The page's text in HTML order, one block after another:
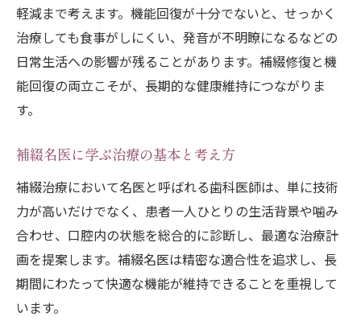
軽減まで考えます。機能回復が十分でないと、せっかく
治療しても食事がしにくい、発音が不明瞭になるなどの
日常生活への影響が残ることがあります。補綴修復と機
能回復の両立こそが、長期的な健康維持につながりま
す。
補綴名医に学ぶ治療の基本と考え方
補綴治療において名医と呼ばれる歯科医師は、単に技術
力が高いだけでなく、患者一人ひとりの生活背景や噛み
合わせ、口腔内の状態を総合的に診断し、最適な治療計
画を提案します。補綴名医は精密な適合性を追求し、長
期間にわたって快適な機能が維持できることを重視して
います。